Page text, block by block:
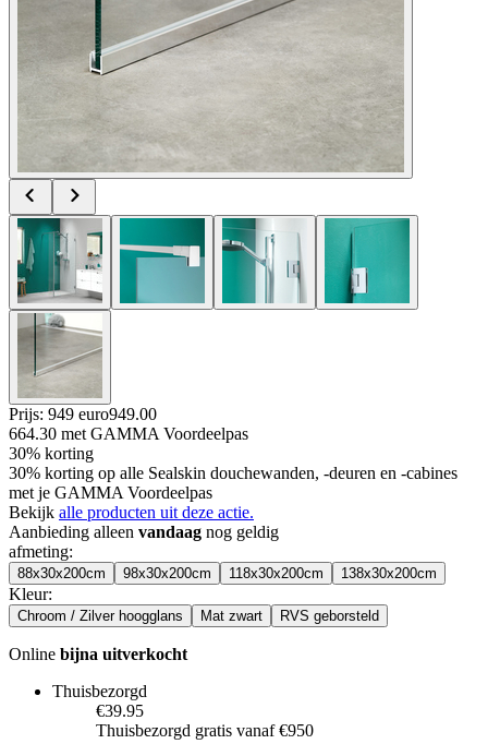
Prijs: 949 euro949.00
664.30 met GAMMA Voordeelpas
30% korting
30% korting op alle Sealskin douchewanden, -deuren en -cabines
met je GAMMA Voordeelpas
Bekijk alle producten uit deze actie.
Aanbieding alleen vandaag nog geldig
afmeting:
88x30x200cm 98x30x200cm 118x30x200cm 138x30x200cm
Kleur:
Chroom / Zilver hoogglans Mat zwart RVS geborsteld
Online bijna uitverkocht
Thuisbezorgd
€39.95
Thuisbezorgd gratis vanaf €950